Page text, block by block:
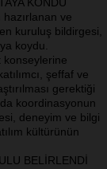
ve
kuruluş bildirgesi,
koydu.
konseylerine
şeffaf ve
gerektiği
koordinasyonun
deneyim ve bilgi
kültürünün
BELİRLENDİ